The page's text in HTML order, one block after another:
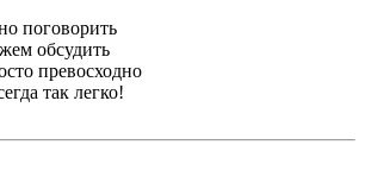
поговорить
обсудить
превосходно
так легко!